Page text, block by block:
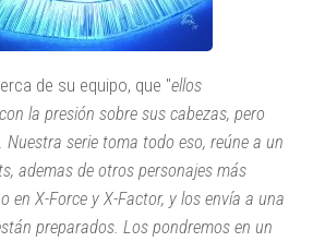
de su equipo, que "ellos
la presión sobre sus cabezas, pero
Nuestra serie toma todo eso, reúne a un
ademas de otros personajes más
en X-Force y X-Factor, y los envía a una
preparados. Los pondremos en un